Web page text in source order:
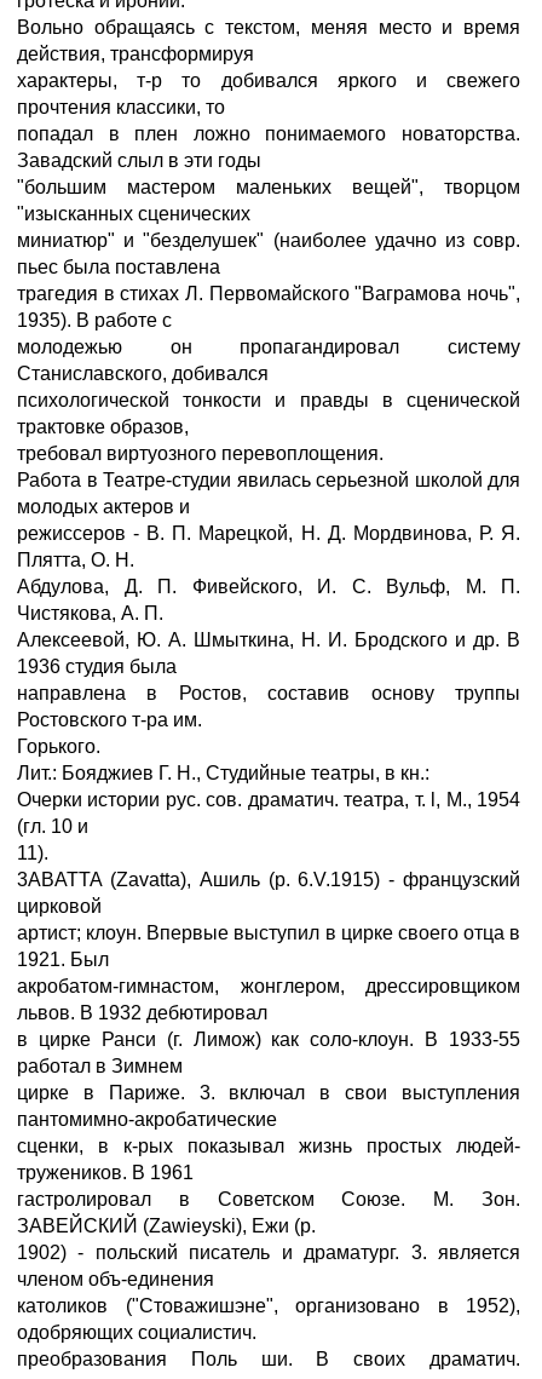
Вольно обращаясь с текстом, меняя место и время
действия, трансформируя
характеры, т-р то добивался яркого и свежего
прочтения классики, то
попадал в плен ложно понимаемого новаторства.
Завадский слыл в эти годы
"большим мастером маленьких вещей", творцом
"изысканных сценических
миниатюр" и "безделушек" (наиболее удачно из совр.
пьес была поставлена
трагедия в стихах Л. Первомайского "Ваграмова ночь",
1935). В работе с
молодежью он пропагандировал систему
Станиславского, добивался
психологической тонкости и правды в сценической
трактовке образов,
требовал виртуозного перевоплощения.
Работа в Театре-студии явилась серьезной школой для
молодых актеров и
режиссеров - В. П. Марецкой, Н. Д. Мордвинова, Р. Я.
Плятта, О. Н.
Абдулова, Д. П. Фивейского, И. С. Вульф, М. П.
Чистякова, А. П.
Алексеевой, Ю. А. Шмыткина, Н. И. Бродского и др. В
1936 студия была
направлена в Ростов, составив основу труппы
Ростовского т-ра им.
Горького.
Лит.: Бояджиев Г. Н., Студийные театры, в кн.:
Очерки истории рус. сов. драматич. театра, т. l, M., 1954
(гл. 10 и
11).
3ABATTA (Zavatta), Ашиль (р. 6.V.1915) - французский
цирковой
артист; клоун. Впервые выступил в цирке своего отца в
1921. Был
акробатом-гимнастом, жонглером, дрессировщиком
львов. В 1932 дебютировал
в цирке Ранси (г. Лимож) как соло-клоун. В 1933-55
работал в Зимнем
цирке в Париже. 3. включал в свои выступления
пантомимно-акробатические
сценки, в к-рых показывал жизнь простых людей-
тружеников. В 1961
гастролировал в Советском Союзе. М. Зон.
ЗАВЕЙСКИЙ (Zawieyski), Ежи (р.
1902) - польский писатель и драматург. 3. является
членом объ-единения
католиков ("Стоважишэне", организовано в 1952),
одобряющих социалистич.
преобразования Поль ши. В своих драматич.